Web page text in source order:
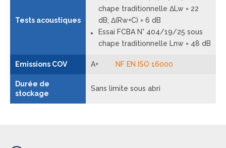
Tests acoustiques
chape traditionnelle ΔLw = 22
dB; Δ(Rw+C) = 6 dB
Essai FCBA N° 404/19/25 sous
chape traditionnelle Lnw = 48 dB
Emissions COV A+ NF EN ISO 16000
Durée de
stockage
Sans limite sous abri